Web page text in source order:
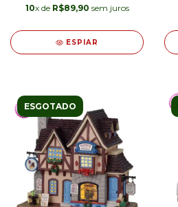
10x de R$89,90 sem juros
ESPIAR
ESGOTADO